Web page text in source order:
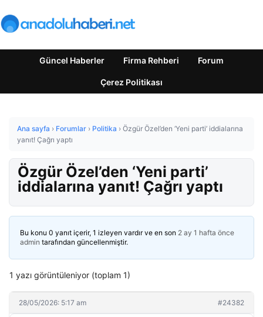
Güncel Haberler Firma Rehberi Forum
Çerez Politikası
Ana sayfa › Forumlar › Politika › Özgür Özel’den ‘Yeni parti’ iddialarına
yanıt! Çağrı yaptı
Özgür Özel’den ‘Yeni parti’
iddialarına yanıt! Çağrı yaptı
Bu konu 0 yanıt içerir, 1 izleyen vardır ve en son 2 ay 1 hafta önce
admin tarafından güncellenmiştir.
1 yazı görüntüleniyor (toplam 1)
28/05/2026: 5:17 am #24382